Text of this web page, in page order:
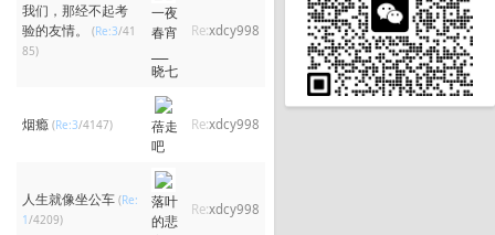
我们，那经不起考
验的友情。
(Re:3/41
85)
一夜
春宵
晓七
Re:xdcy998
烟瘾 (Re:3/4147)
蓓走
吧
Re:xdcy998
人生就像坐公车 (Re:
1/4209)
落叶
的悲
Re:xdcy998